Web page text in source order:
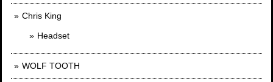
Chris King
Headset
WOLF TOOTH